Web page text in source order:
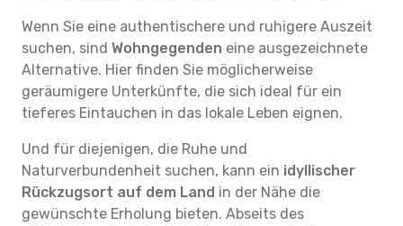
Wenn Sie eine authentischere und ruhigere Auszeit
suchen, sind Wohngegenden eine ausgezeichnete
Alternative. Hier finden Sie möglicherweise
geräumigere Unterkünfte, die sich ideal für ein
tieferes Eintauchen in das lokale Leben eignen.
Und für diejenigen, die Ruhe und
Naturverbundenheit suchen, kann ein idyllischer
Rückzugsort auf dem Land in der Nähe die
gewünschte Erholung bieten. Abseits des